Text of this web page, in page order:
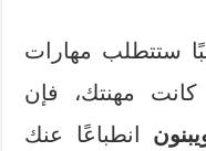
ستتطلب مهارات
مهنتك، فإن
انطباعًا عنك